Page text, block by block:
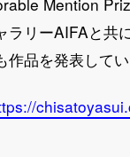
ラリーAIFAと
品を発表してい